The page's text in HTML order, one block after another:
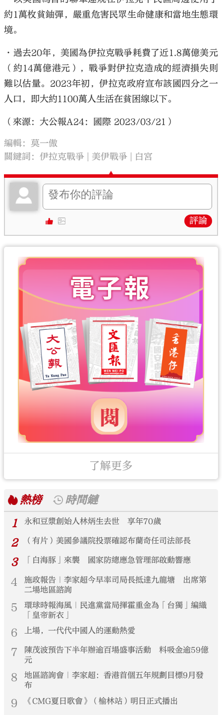
約1萬枚貧鈾彈，嚴重危害民眾生命健康和當地生態環
境。
•過去20年，美國為伊拉克戰爭耗費了近1.8萬億美元
（約14萬億港元），戰爭對伊拉克造成的經濟損失則
難以估量。2023年初，伊拉克政府宣布該國四分之一
人口，即大約1100萬人生活在貧困線以下。
（來源：大公報A24：國際 2023/03/21）
編輯：莫一傲
關鍵詞：伊拉克戰爭 美伊戰爭 白宮
評論
了解更多
熱榜
時間鏈
1
永和豆漿創始人林炳生去世 享年70歲
2 （有片）美國參議院投票確認布蘭奇任司法部長
3 「白海豚」來襲 國家防總應急管理部啟動響應
4
施政報告｜李家超今早率司局長抵達九龍塘 出席第
二場地區諮詢
5
環球時報海風｜民進黨當局揮霍重金為「台獨」編織
「皇帝新衣」
6 上場，一代代中國人的運動熱愛
7
陳茂波預告下半年辦逾百場盛事活動 料吸金逾59億
元
8
地區諮詢會｜李家超：香港首個五年規劃目標9月發
布
9 《CMG夏日歌會》（榆林站）明日正式播出